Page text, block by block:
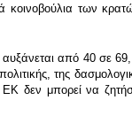
κοινοβούλια των
αυξάνεται από 40 σε
της
δεν μπορεί να